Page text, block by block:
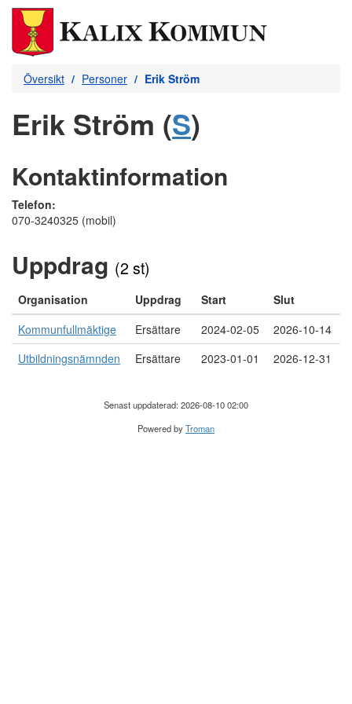
Översikt Personer Erik Ström
Erik Ström (S)
Kontaktinformation
Telefon:
070-3240325 (mobil)
Uppdrag (2 st)
Organisation Uppdrag Start
Slut
Kommunfullmäktige
Ersättare 2024-02-05
2026-10-14
Utbildningsnämnden
Ersättare 2023-01-01 2026-12-31
Senast uppdaterad: 2026-08-10 02:00
Powered byTroman